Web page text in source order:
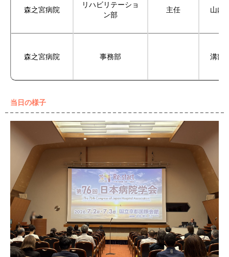
森之宮病院
リハビリテーショ
ン部
主任 山内
森之宮病院 事務部 溝部
当日の様子